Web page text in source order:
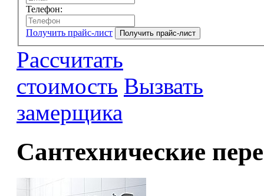
Телефон:
Получить прайс-лист
Рассчитать
стоимость Вызвать
замерщика
Сантехнические